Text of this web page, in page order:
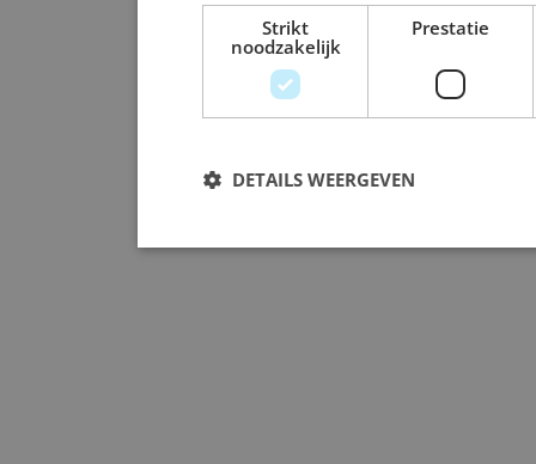
Strikt
noodzakelijk
Prestatie
DETAILS WEERGEVEN